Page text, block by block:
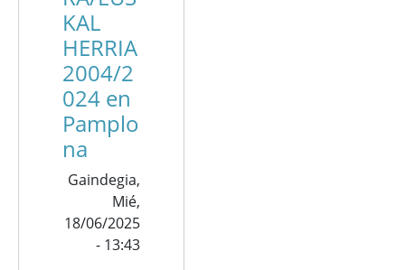
KAL
HERRIA
2004/2
024 en
Pamplo
na
Gaindegia,
Mié,
18/06/2025
- 13:43